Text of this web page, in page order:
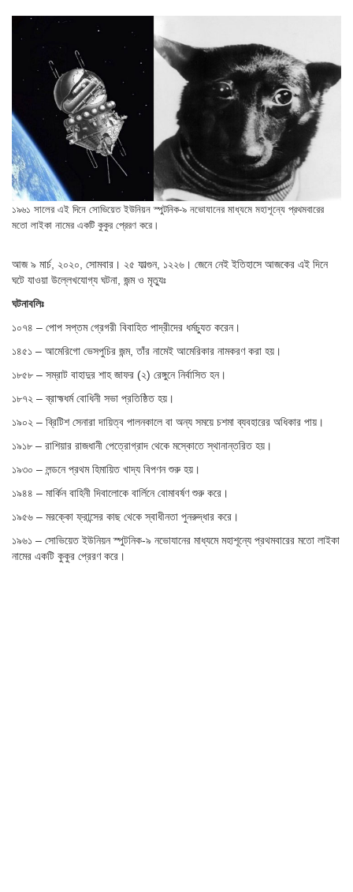
১৯৬১ সালের এই দিনে সোভিয়েত ইউনিয়ন স্পুটনিক-৯ নভোযানের মাধ্যমে মহাশূন্যে প্রথমবারের
মতো লাইকা নামের একটি কুকুর প্রেরণ করে।
আজ ৯ মার্চ, ২০২০, সোমবার। ২৫ ফাল্গুন, ১২২৬। জেনে নেই ইতিহাসে আজকের এই দিনে
ঘটে যাওয়া উল্লেখযোগ্য ঘটনা, জন্ম ও মৃত্যুঃ
ঘটনাবলিঃ
১০৭৪ – পোপ সপ্তম গ্রেগরী বিবাহিত পাদ্রীদের ধর্মচ্যুত করেন।
১৪৫১ – আমেরিগো ভেসপুচির জন্ম, তাঁর নামেই আমেরিকার নামকরণ করা হয়।
১৮৫৮ – সম্রাট বাহাদুর শাহ জাফর (২) রেঙ্গুনে নির্বাসিত হন।
১৮৭২ – ব্রাহ্মধর্ম বোধিনী সভা প্রতিষ্ঠিত হয়।
১৯০২ – ব্রিটিশ সেনারা দায়িত্ব পালনকালে বা অন্য সময়ে চশমা ব্যবহারের অধিকার পায়।
১৯১৮ – রাশিয়ার রাজধানী পেত্রোগ্রাদ থেকে মস্কোতে স্থানান্তরিত হয়।
১৯৩০ – লন্ডনে প্রথম হিমায়িত খাদ্য বিপণন শুরু হয়।
১৯৪৪ – মার্কিন বাহিনী দিবালোকে বার্লিনে বোমাবর্ষণ শুরু করে।
১৯৫৬ – মরক্কো ফ্রান্সের কাছ থেকে স্বাধীনতা পুনরুদ্ধার করে।
১৯৬১ – সোভিয়েত ইউনিয়ন স্পুটনিক-৯ নভোযানের মাধ্যমে মহাশূন্যে প্রথমবারের মতো লাইকা
নামের একটি কুকুর প্রেরণ করে।